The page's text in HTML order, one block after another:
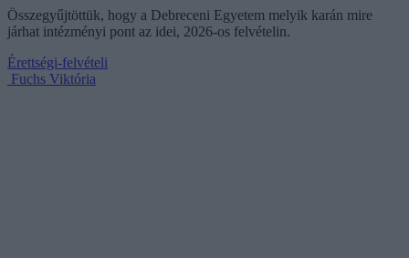
Összegyűjtöttük, hogy a Debreceni Egyetem melyik karán mire
járhat intézményi pont az idei, 2026-os felvételin.
Érettségi-felvételi
Fuchs Viktória